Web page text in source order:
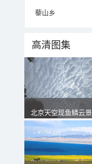
藜山乡
高清图集
北京天空现鱼鳞云